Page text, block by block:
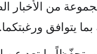
من الأخبار
يتوافق ورغبتكما.